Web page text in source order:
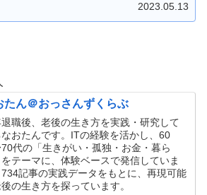
2023.05.13
たん＠おっさんずくらぶ
職後、老後の生き方を実践・研究して
なおたんです。ITの経験を活かし、60
代の「生きがい・孤独・お金・暮ら
をテーマに、体験ベースで発信していま
記事の実践データをもとに、再現可能
の生き方を探っています。